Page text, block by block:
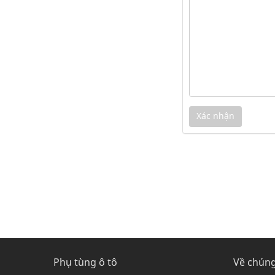
Phụ tùng ô tô Về